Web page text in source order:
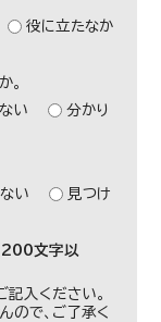
役に立たなか
。
い
分かり
い
見つけ
200文字以
記入ください。
ので、ご了承く